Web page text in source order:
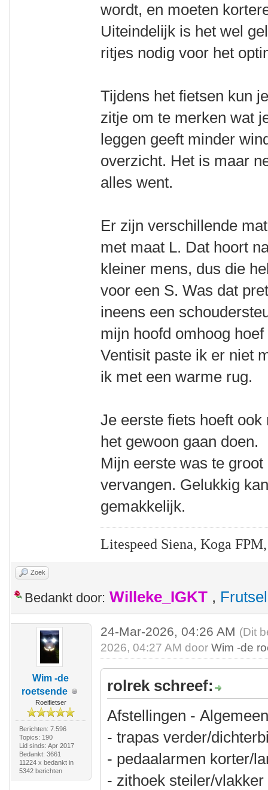
wordt, en moeten
Uiteindelijk is het wel
ritjes nodig voor het
Tijdens het fietsen kun
zitje om te merken wat
leggen geeft minder
overzicht. Het is maar
alles went.
Er zijn verschillende
met maat L. Dat hoort
kleiner mens, dus die
voor een S. Was dat
ineens een
mijn hoofd omhoog
Ventisit paste ik er niet
ik met een warme rug.
Je eerste fiets hoeft
het gewoon gaan doen.
Mijn eerste was te
vervangen. Gelukkig
gemakkelijk.
Litespeed Siena, Koga
Zoek
Bedankt door: Willeke_IGKT , Frutsel
Wim -de
roetsende
Roeifietser
Berichten: 7.596
Topics: 190
Lid sinds: Apr 2017
Bedankt: 3661
11224 x bedankt in
5342 berichten
24-Mar-2026, 04:26 AM (Dit
2026, 04:27 AM doorWim -de
rolrek schreef:
Afstellingen -
- trapas verder/
- pedaalarmen korter/
- zithoek steiler/